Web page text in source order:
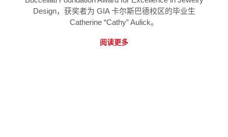
Design，获奖者为 GIA 卡尔斯巴德校区的毕业生
Catherine “Cathy” Aulick。
阅读更多